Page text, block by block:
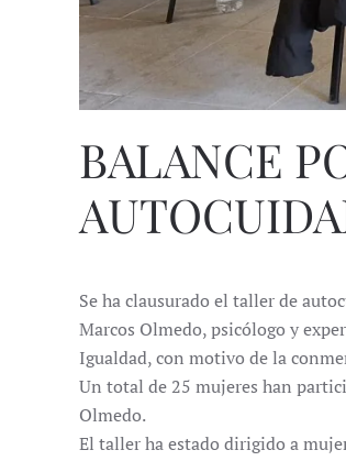
BALANCE
Se ha clausurado el taller de
Marcos Olmedo, psicólogo y
Igualdad, con motivo de la
Un total de 25 mujeres han
Olmedo.
El taller ha estado dirigido a